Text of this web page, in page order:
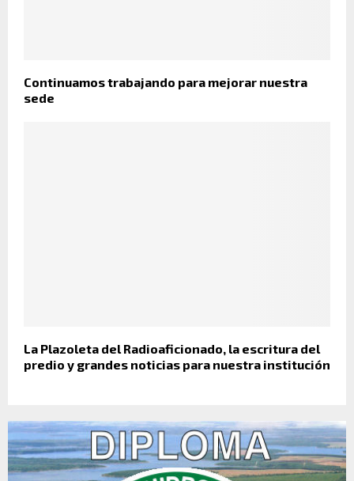
Continuamos trabajando para mejorar nuestra
sede
La Plazoleta del Radioaficionado, la escritura del
predio y grandes noticias para nuestra institución